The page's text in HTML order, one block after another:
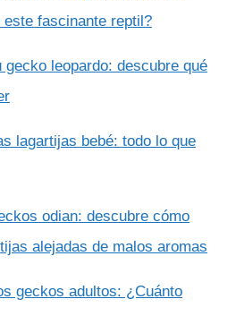
fascinante reptil?
gecko leopardo: descubre qué
lagartijas bebé: todo lo que
odian: descubre cómo
alejadas de malos aromas
geckos adultos: ¿Cuánto